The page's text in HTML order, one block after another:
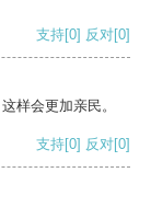
支持[0] 反对[0]
样会更加亲民。
支持[0] 反对[0]